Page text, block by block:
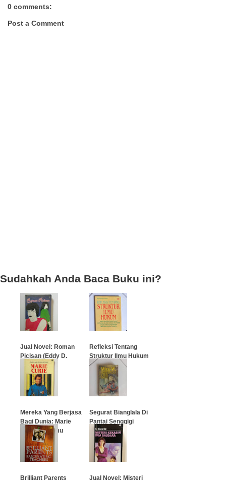
0 comments:
Post a Comment
Sudahkah Anda Baca Buku ini?
Jual Novel: Roman
Picisan (Eddy D.
Iskandar)
Refleksi Tentang
Struktur Ilmu Hukum
Mereka Yang Berjasa
Bagi Dunia: Marie
Curie (Penemu
Radium)
…
Segurat Bianglala Di
Pantai Senggigi
Brilliant Parents Jual Novel: Misteri